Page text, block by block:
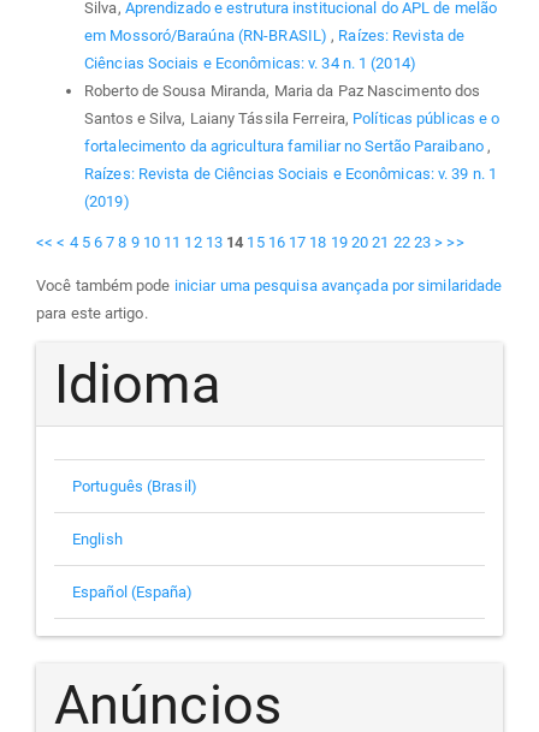
Silva, Aprendizado e estrutura institucional do APL de melão
em Mossoró/Baraúna (RN-BRASIL) , Raízes: Revista de
Ciências Sociais e Econômicas: v. 34 n. 1 (2014)
Roberto de Sousa Miranda, Maria da Paz Nascimento dos
Santos e Silva, Laiany Tássila Ferreira, Políticas públicas e o
fortalecimento da agricultura familiar no Sertão Paraibano ,
Raízes: Revista de Ciências Sociais e Econômicas: v. 39 n. 1
(2019)
<< < 4 5 6 7 8 9 10 11 12 13 14 15 16 17 18 19 20 21 22 23 > >>
Você também pode iniciar uma pesquisa avançada por similaridade
para este artigo.
Idioma
Português (Brasil)
English
Español (España)
Anúncios